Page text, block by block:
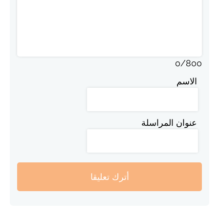
0/800
الاسم
عنوان المراسلة
أترك تعليقا